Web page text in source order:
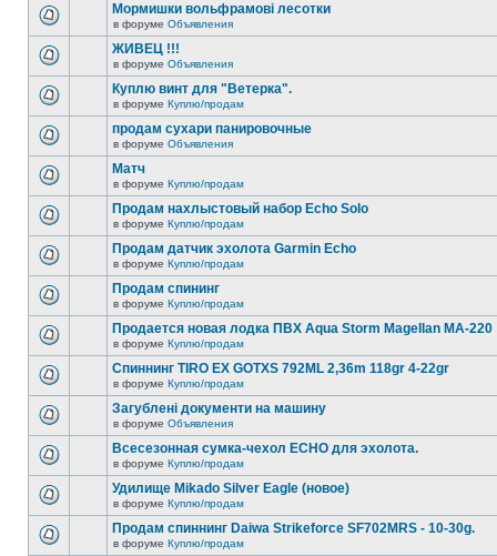
Мормишки вольфрамові лесотки
в форуме Объявления
ЖИВЕЦ !!!
в форуме Объявления
Куплю винт для "Ветерка".
в форуме Куплю/продам
продам сухари панировочные
в форуме Объявления
Матч
в форуме Куплю/продам
Продам нахлыстовый набор Echo Solo
в форуме Куплю/продам
Продам датчик эхолота Garmin Echo
в форуме Куплю/продам
Продам спининг
в форуме Куплю/продам
Продается новая лодка ПВХ Aqua Storm Magellan MA-220
в форуме Куплю/продам
Спиннинг TIRO EX GOTXS 792ML 2,36m 118gr 4-22gr
в форуме Куплю/продам
Загублені документи на машину
в форуме Объявления
Всесезонная сумка-чехол ECHO для эхолота.
в форуме Куплю/продам
Удилище Mikado Silver Eagle (новое)
в форуме Куплю/продам
Продам спиннинг Daiwa Strikeforce SF702MRS - 10-30g.
в форуме Куплю/продам